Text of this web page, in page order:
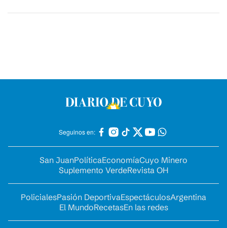
Seguinos en:
San JuanPolíticaEconomíaCuyo Minero
Suplemento VerdeRevista OH
PolicialesPasión DeportivaEspectáculosArgentina
El MundoRecetasEn las redes